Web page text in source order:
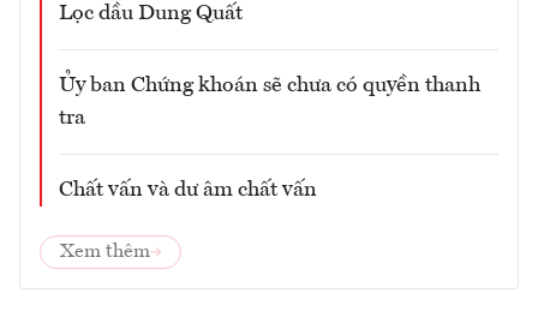
Lọc dầu Dung Quất
Ủy ban Chứng khoán sẽ chưa có quyền thanh
tra
Chất vấn và dư âm chất vấn
Xem thêm